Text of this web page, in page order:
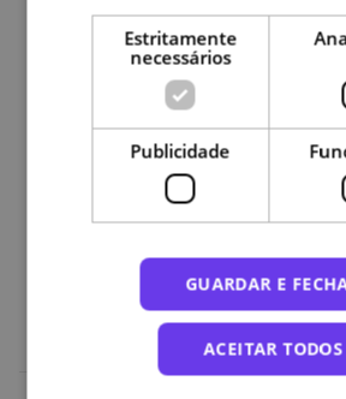
Plano de curso
1-CiênciaVitae
5-FileSender
Estritamente
necessários
Publicidade
GUARDAR E
ACEITAR TODOS